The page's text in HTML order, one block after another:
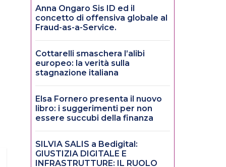
Anna Ongaro Sis ID ed il
concetto di offensiva globale al
Fraud-as-a-Service.
Cottarelli smaschera l’alibi
europeo: la verità sulla
stagnazione italiana
Elsa Fornero presenta il nuovo
libro: i suggerimenti per non
essere succubi della finanza
SILVIA SALIS a Bedigital:
GIUSTIZIA DIGITALE E
INFRASTRUTTURE: IL RUOLO